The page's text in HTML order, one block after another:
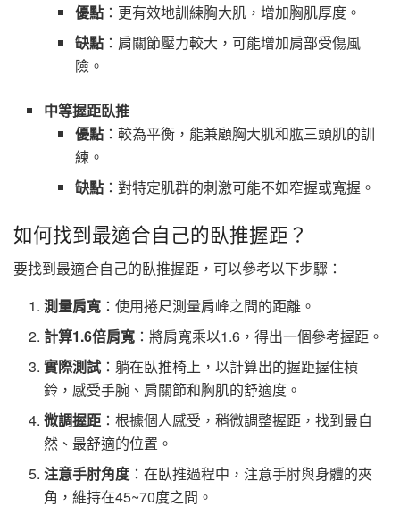
優點：更有效地訓練胸大肌，增加胸肌厚度。
缺點：肩關節壓力較大，可能增加肩部受傷風
險。
中等握距臥推
優點：較為平衡，能兼顧胸大肌和肱三頭肌的訓
練。
缺點：對特定肌群的刺激可能不如窄握或寬握。
如何找到最適合自己的臥推握距？
要找到最適合自己的臥推握距，可以參考以下步驟：
測量肩寬 ：使用捲尺測量肩峰之間的距離。
計算1.6倍肩寬 ：將肩寬乘以1.6，得出一個參考握距。
實際測試 ：躺在臥推椅上，以計算出的握距握住槓
鈴，感受手腕、肩關節和胸肌的舒適度。
微調握距 ：根據個人感受，稍微調整握距，找到最自
然、最舒適的位置。
注意手肘角度 ：在臥推過程中，注意手肘與身體的夾
角，維持在45~70度之間。